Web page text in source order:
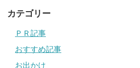
カテゴリー
ＰＲ記事
おすすめ記事
お出かけ